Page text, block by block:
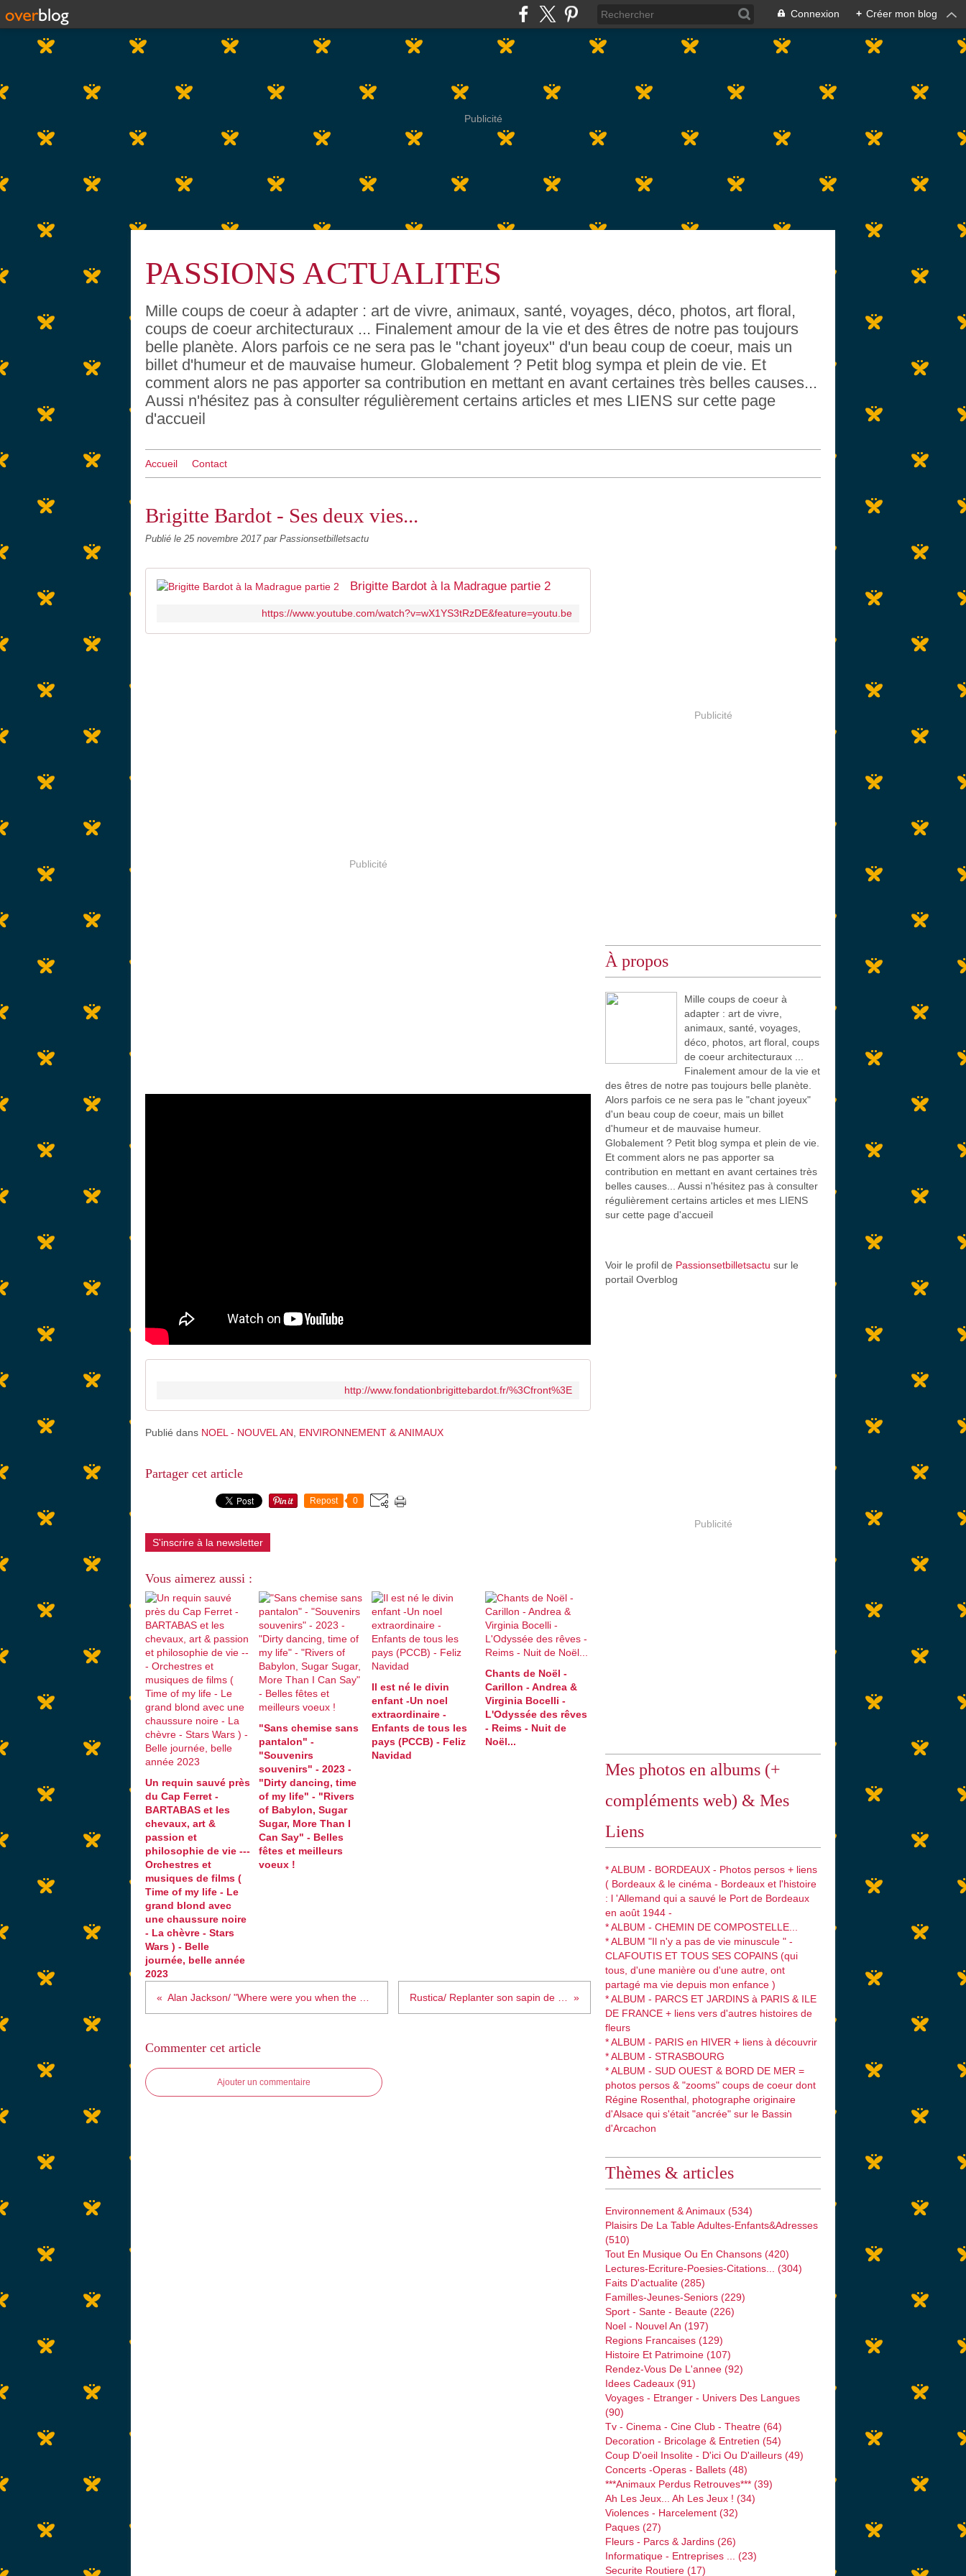
Connexion + Créer mon blog
Publicité
PASSIONS ACTUALITES
Mille coups de coeur à adapter : art de vivre, animaux, santé, voyages, déco, photos, art floral,
coups de coeur architecturaux ... Finalement amour de la vie et des êtres de notre pas toujours
belle planète. Alors parfois ce ne sera pas le "chant joyeux" d'un beau coup de coeur, mais un
billet d'humeur et de mauvaise humeur. Globalement ? Petit blog sympa et plein de vie. Et
comment alors ne pas apporter sa contribution en mettant en avant certaines très belles causes...
Aussi n'hésitez pas à consulter régulièrement certains articles et mes LIENS sur cette page
d'accueil
Accueil Contact
Brigitte Bardot - Ses deux vies...
Publié le 25 novembre 2017 par Passionsetbilletsactu
Brigitte Bardot à la Madrague partie 2
https://www.youtube.com/watch?v=wX1YS3tRzDE&feature=youtu.be
Publicité
http://www.fondationbrigittebardot.fr/%3Cfront%3E
Publié dans NOEL - NOUVEL AN ENVIRONNEMENT & ANIMAUX
Partager cet article
Repost 0
S'inscrire à la newsletter
Vous aimerez aussi :
Un requin sauvé près
du Cap Ferret -
BARTABAS et les
chevaux, art &
passion et
philosophie de vie ---
Orchestres et
musiques de films (
Time of my life - Le
grand blond avec
une chaussure noire
- La chèvre - Stars
Wars ) - Belle
journée, belle année
2023
"Sans chemise sans
pantalon" -
"Souvenirs
souvenirs" - 2023 -
"Dirty dancing, time
of my life" - "Rivers
of Babylon, Sugar
Sugar, More Than I
Can Say" - Belles
fêtes et meilleurs
voeux !
Il est né le divin
enfant -Un noel
extraordinaire -
Enfants de tous les
pays (PCCB) - Feliz
Navidad
Chants de Noël -
Carillon - Andrea &
Virginia Bocelli -
L'Odyssée des rêves
- Reims - Nuit de
Noël...
Commenter cet article
Ajouter un commentaire
Publicité
À propos
Mille coups de coeur à
adapter : art de vivre,
animaux, santé, voyages,
déco, photos, art floral, coups
de coeur architecturaux ...
Finalement amour de la vie et
des êtres de notre pas toujours belle planète.
Alors parfois ce ne sera pas le "chant joyeux"
d'un beau coup de coeur, mais un billet
d'humeur et de mauvaise humeur.
Globalement ? Petit blog sympa et plein de vie.
Et comment alors ne pas apporter sa
contribution en mettant en avant certaines très
belles causes... Aussi n'hésitez pas à consulter
régulièrement certains articles et mes LIENS
sur cette page d'accueil
Voir le profil de Passionsetbilletsactu sur le
portail Overblog
Publicité
Mes photos en albums (+
compléments web) & Mes
Liens
* ALBUM - BORDEAUX - Photos persos + liens
( Bordeaux & le cinéma - Bordeaux et l'histoire
: l 'Allemand qui a sauvé le Port de Bordeaux
en août 1944 -
* ALBUM - CHEMIN DE COMPOSTELLE...
* ALBUM "Il n'y a pas de vie minuscule " -
CLAFOUTIS ET TOUS SES COPAINS (qui
tous, d'une manière ou d'une autre, ont
partagé ma vie depuis mon enfance )
* ALBUM - PARCS ET JARDINS à PARIS & ILE
DE FRANCE + liens vers d'autres histoires de
fleurs
* ALBUM - PARIS en HIVER + liens à découvrir
* ALBUM - STRASBOURG
* ALBUM - SUD OUEST & BORD DE MER =
photos persos & "zooms" coups de coeur dont
Régine Rosenthal, photographe originaire
d'Alsace qui s'était "ancrée" sur le Bassin
d'Arcachon
Thèmes & articles
Environnement & Animaux (534)
Plaisirs De La Table Adultes-Enfants&adresses
(510)
Tout En Musique Ou En Chansons (420)
Lectures-Ecriture-Poesies-Citations...
(304)
Faits D'actualite (285)
Familles-Jeunes-Seniors (229)
Sport - Sante - Beaute (226)
Noel - Nouvel An (197)
Regions Francaises (129)
Histoire Et Patrimoine (107)
Rendez-Vous De L'annee (92)
Idees Cadeaux (91)
Voyages - Etranger - Univers Des Langues
(90)
Tv - Cinema - Cine Club - Theatre (64)
Decoration - Bricolage & Entretien (54)
Coup D'oeil Insolite - D'ici Ou D'ailleurs (49)
Concerts -operas - Ballets (48)
***animaux Perdus Retrouves*** (39)
Ah Les Jeux... Ah Les Jeux ! (34)
Violences - Harcelement (32)
Paques (27)
Fleurs - Parcs & Jardins (26)
Informatique - Entreprises ...
(23)
Securite Routiere (17)